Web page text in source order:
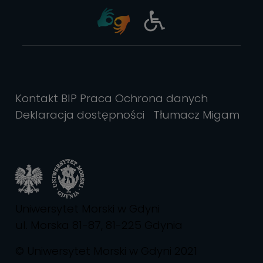
Kontakt BIP Praca Ochrona danych
Deklaracja dostępności
Tłumacz Migam